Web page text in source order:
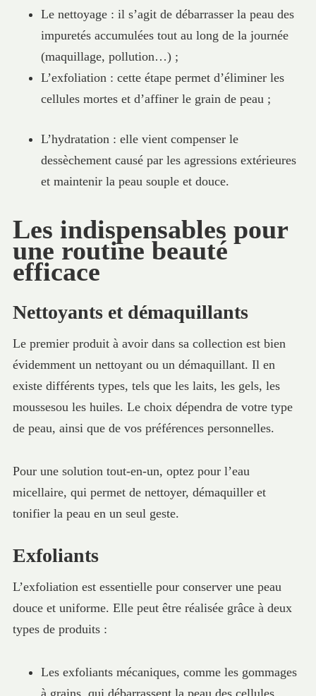
Le nettoyage : il s’agit de débarrasser la peau des
impuretés accumulées tout au long de la journée
(maquillage, pollution…) ;
L’exfoliation : cette étape permet d’éliminer les
cellules mortes et d’affiner le grain de peau ;
L’hydratation : elle vient compenser le
dessèchement causé par les agressions extérieures
et maintenir la peau souple et douce.
Les indispensables pour
une routine beauté
efficace
Nettoyants et démaquillants
Le premier produit à avoir dans sa collection est bien
évidemment un nettoyant ou un démaquillant. Il en
existe différents types, tels que les laits, les gels, les
moussesou les huiles. Le choix dépendra de votre type
de peau, ainsi que de vos préférences personnelles.
Pour une solution tout-en-un, optez pour l’eau
micellaire, qui permet de nettoyer, démaquiller et
tonifier la peau en un seul geste.
Exfoliants
L’exfoliation est essentielle pour conserver une peau
douce et uniforme. Elle peut être réalisée grâce à deux
types de produits :
Les exfoliants mécaniques, comme les gommages
à grains, qui débarrassent la peau des cellules